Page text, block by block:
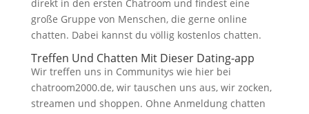
direkt in den ersten Chatroom und findest eine
große Gruppe von Menschen, die gerne online
chatten. Dabei kannst du völlig kostenlos chatten.
Treffen Und Chatten Mit Dieser Dating-app
Wir treffen uns in Communitys wie hier bei
chatroom2000.de, wir tauschen uns aus, wir zocken,
streamen und shoppen. Ohne Anmeldung chatten